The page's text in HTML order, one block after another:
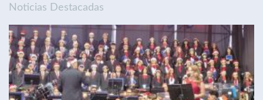
Noticias Destacadas